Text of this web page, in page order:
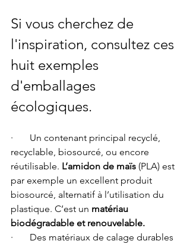
Si vous cherchez de
l'inspiration, consultez ces
huit exemples
d'emballages
écologiques.
·       Un contenant principal recyclé,
recyclable, biosourcé, ou encore
réutilisable. L’amidon de maïs (PLA) est
par exemple un excellent produit
biosourcé, alternatif à l’utilisation du
plastique. C’est un matériau
biodégradable et renouvelable.
·       Des matériaux de calage durables